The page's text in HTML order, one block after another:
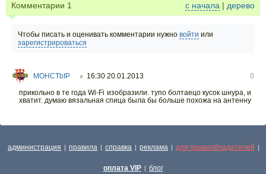
Комментарии 1 с начала | дерево
Чтобы писать и оценивать комментарии нужно войти или
зарегистрироваться
MOHCTbIP ○ 16:30 20.01.2013
0
прикольно в те года Wi-Fi изобразили. тупо болтаецо кусок шнура, и
хватит. думаю вязальная спица была бы больше похожа на антенну
администрация | правила | справка | реклама | для правообладателей |
оплата VIP | блог